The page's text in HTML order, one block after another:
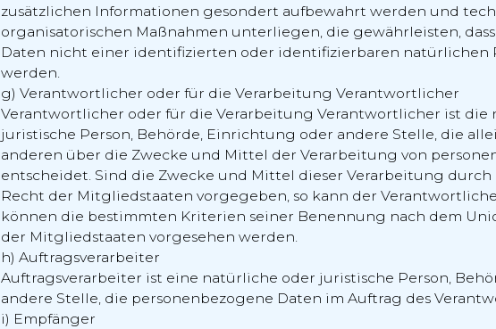
zusätzlichen Informationen gesondert aufbewahrt werden und
organisatorischen Maßnahmen unterliegen, die gewährleisten,
Daten nicht einer identifizierten oder identifizierbaren natürlichen
werden.
g) Verantwortlicher oder für die Verarbeitung Verantwortlicher
Verantwortlicher oder für die Verarbeitung Verantwortlicher ist die
juristische Person, Behörde, Einrichtung oder andere Stelle, die
anderen über die Zwecke und Mittel der Verarbeitung von
entscheidet. Sind die Zwecke und Mittel dieser Verarbeitung durch
Recht der Mitgliedstaaten vorgegeben, so kann der
können die bestimmten Kriterien seiner Benennung nach dem
der Mitgliedstaaten vorgesehen werden.
h) Auftragsverarbeiter
Auftragsverarbeiter ist eine natürliche oder juristische Person,
andere Stelle, die personenbezogene Daten im Auftrag des
i) Empfänger